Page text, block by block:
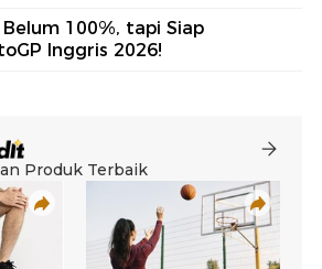
100%, tapi Siap
Inggris 2026!